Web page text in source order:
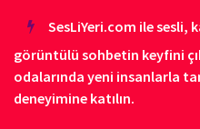
SesLiYeri.com ile sesli,
görüntülü sohbetin keyfini
odalarında yeni insanlarla
deneyimine katılın.